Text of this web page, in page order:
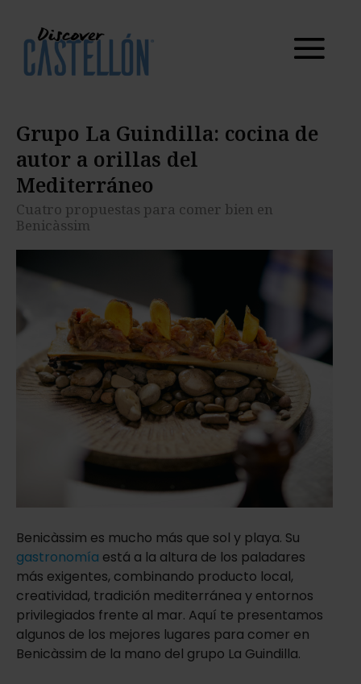
Mediterráneo
Grupo La Guindilla: cocina de
autor a orillas del
Mediterráneo
Cuatro propuestas para comer bien en
Benicàssim
Benicàssim es mucho más que sol y playa. Su
gastronomía está a la altura de los paladares
más exigentes, combinando producto local,
creatividad, tradición mediterránea y entornos
privilegiados frente al mar. Aquí te presentamos
algunos de los mejores lugares para comer en
Benicàssim de la mano del grupo La Guindilla.